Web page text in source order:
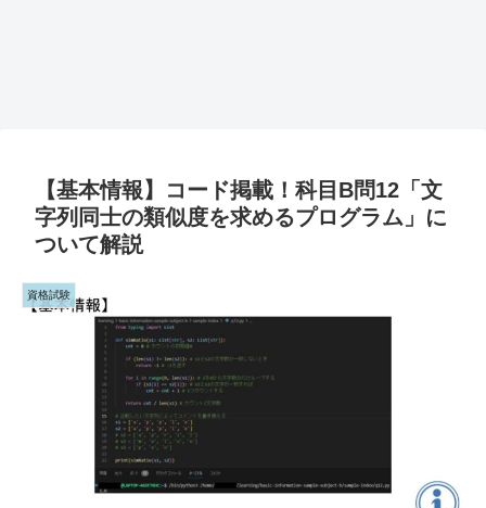
【基本情報】コード掲載！科目B問12「文
字列同士の類似度を求めるプログラム」に
ついて解説
資格試験